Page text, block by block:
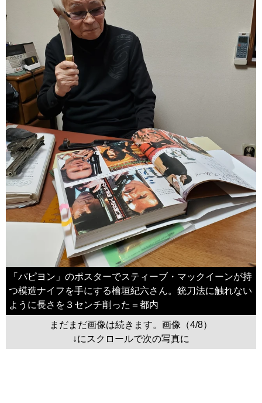
「パピヨン」のポスターでスティーブ・マックイーンが持
つ模造ナイフを手にする檜垣紀六さん。銃刀法に触れない
ように長さを３センチ削った＝都内
まだまだ画像は続きます。画像（4/8）
↓にスクロールで次の写真に